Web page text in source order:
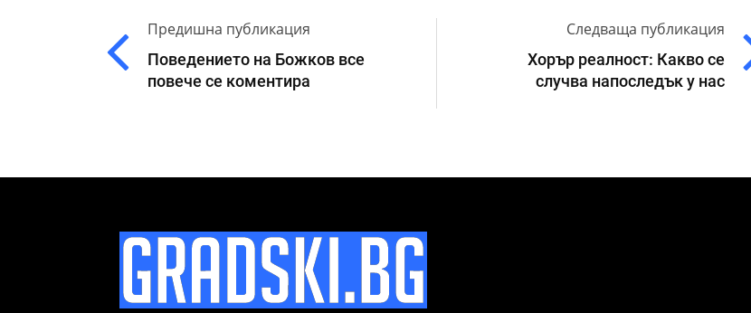
Предишна публикация
Поведението на Божков все
повече се коментира
Следваща публикация
Хорър реалност: Какво се
случва напоследък у нас